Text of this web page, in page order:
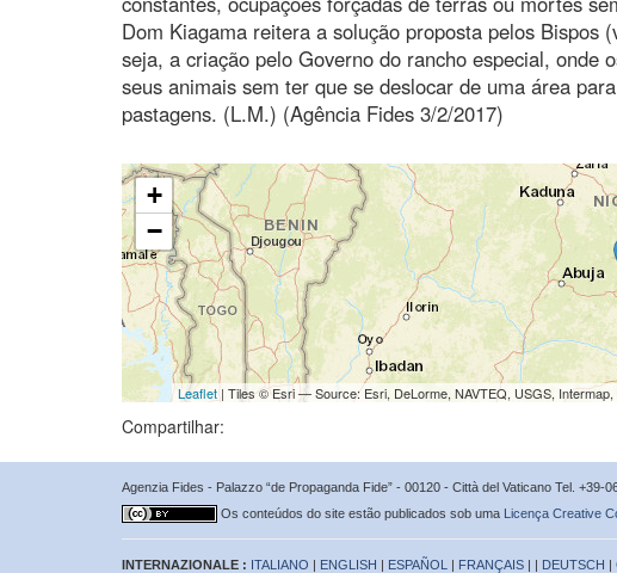
Dom Kiagama reitera a solução proposta pelos Bispos
seja, a criação pelo Governo do rancho especial, onde
seus animais sem ter que se deslocar de uma área
pastagens. (L.M.) (Agência Fides 3/2/2017)
+
−
Leaflet| Tiles © Esri — Source: Esri, DeLorme, NAVTEQ, USGS,
Compartilhar:
Agenzia Fides - Palazzo “de Propaganda Fide” - 00120 - Città del Vaticano Tel. +39-
Os conteúdos do site estão publicados sob uma Licença Creative
INTERNAZIONALE : ITALIANO | ENGLISH | ESPAÑOL | FRANÇAIS | | DEUTSCH |